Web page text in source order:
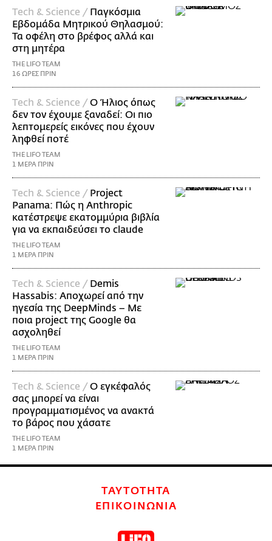
Τech & Science / Παγκόσμια
Εβδομάδα Μητρικού Θηλασμού:
Τα οφέλη στο βρέφος αλλά και
στη μητέρα
THE LIFO TEAM
16 ΩΡΕΣ ΠΡΙΝ
Τech & Science /Ο Ήλιος όπως
δεν τον έχουμε ξαναδεί: Οι πιο
λεπτομερείς εικόνες που έχουν
ληφθεί ποτέ
THE LIFO TEAM
1 ΜΕΡΑ ΠΡΙΝ
Τech & Science / Project
Panama: Πώς η Anthropic
κατέστρεψε εκατομμύρια βιβλία
για να εκπαιδεύσει το claude
THE LIFO TEAM
1 ΜΕΡΑ ΠΡΙΝ
Τech & Science / Demis
Hassabis: Αποχωρεί από την
ηγεσία της DeepMinds – Με
ποια project της Google θα
ασχοληθεί
THE LIFO TEAM
1 ΜΕΡΑ ΠΡΙΝ
Τech & Science /Ο εγκέφαλός
σας μπορεί να είναι
προγραμματισμένος να ανακτά
το βάρος που χάσατε
THE LIFO TEAM
1 ΜΕΡΑ ΠΡΙΝ
ΤΑΥΤΟΤΗΤΑ
ΕΠΙΚΟΙΝΩΝΙΑ